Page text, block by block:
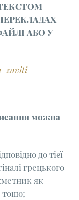
АБО У
zaviti
можна
до тієї
грецького
як
тощо;